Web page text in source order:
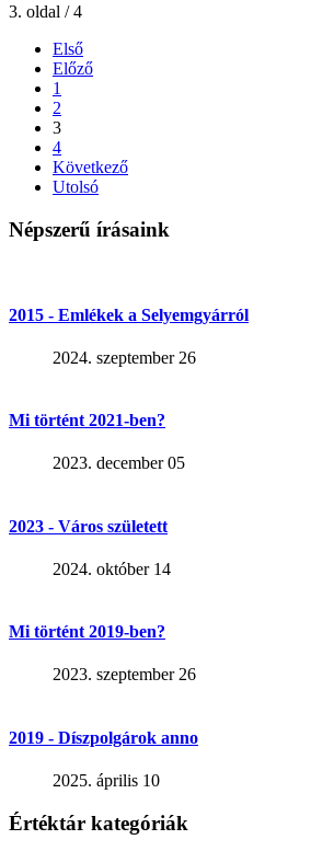
3. oldal / 4
Első
Előző
1
2
3
4
Következő
Utolsó
Népszerű írásaink
2015 - Emlékek a Selyemgyárról
2024. szeptember 26
Mi történt 2021-ben?
2023. december 05
2023 - Város született
2024. október 14
Mi történt 2019-ben?
2023. szeptember 26
2019 - Díszpolgárok anno
2025. április 10
Értéktár kategóriák